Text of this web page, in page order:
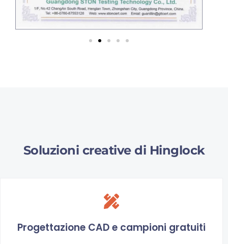
Soluzioni creative di Hinglock
Progettazione CAD e campioni gratuiti